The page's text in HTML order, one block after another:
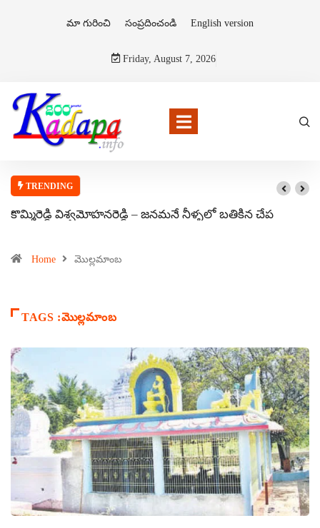
మా గురించి సంప్రదించండి English version
Friday, August 7, 2026
TRENDING
కొమ్మిరెడ్డి విశ్వమోహనరెడ్డి – జనమనే నీళ్ళలో బతికిన చేప
Home మొల్లమాంబ
TAGS :మొల్లమాంబ